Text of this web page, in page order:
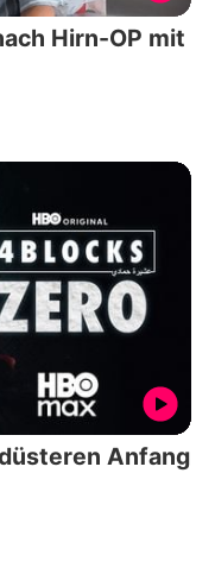
Hirn-OP mit
Anfang